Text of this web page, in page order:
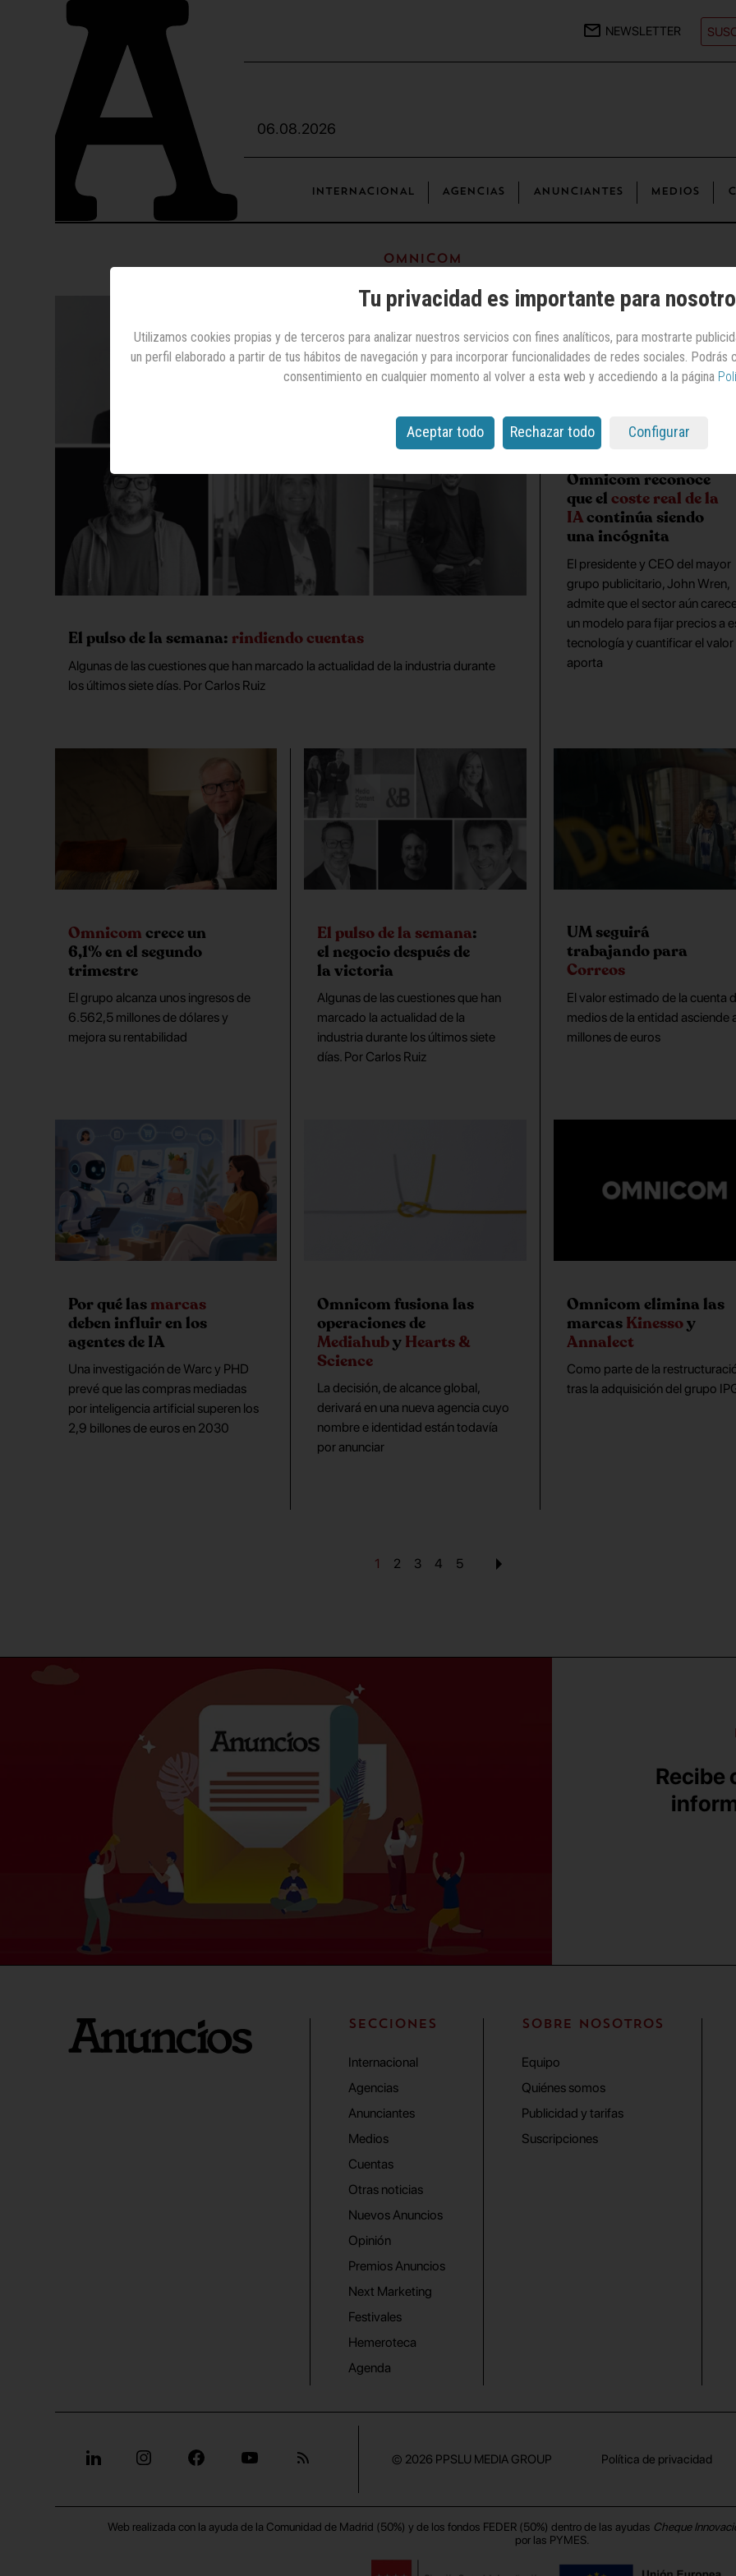
NEWSLETTER
06.08.2026
INTERNACIONAL AGENCIAS ANUNCIANTES MEDIOS
Omnicom
El pulso de la semana: rindiendo cuentas
Algunas de las cuestiones que han marcado la actualidad de la industria durante
los últimos siete días. Por Carlos Ruiz
Omnicom reconoce
que elcoste real de la
IAcontinúa siendo
una incógnita
El presidente y CEO del mayor
grupo publicitario, John Wren,
admite que el sector aún
un modelo para fijar precios a
tecnología y cuantificar el valor
aporta
Omnicomcrece un
6,1% en el segundo
trimestre
El grupo alcanza unos ingresos de
6.562,5 millones de dólares y
mejora su rentabilidad
El pulso de la semana:
el negocio después de
la victoria
Algunas de las cuestiones que han
marcado la actualidad de la
industria durante los últimos siete
días. Por Carlos Ruiz
UM seguirá
trabajando para
Correos
El valor estimado de la cuenta
medios de la entidad asciende
millones de euros
Por qué lasmarcas
deben influir en los
agentes de IA
Una investigación de Warc y PHD
prevé que las compras mediadas
por inteligencia artificial superen los
2,9 billones de euros en 2030
Omnicom fusiona las
operaciones de
MediahubyHearts &
Science
La decisión, de alcance global,
derivará en una nueva agencia cuyo
nombre e identidad están todavía
por anunciar
Omnicom elimina las
marcasKinessoy
Annalect
Como parte de la
tras la adquisición del grupo
1 2 3 4 5
Recibe
Tu privacidad es importante para
Utilizamos cookies propias y de terceros para analizar nuestros servicios con fines analíticos, para mostrarte
un perfil elaborado a partir de tus hábitos de navegación y para incorporar funcionalidades de redes sociales.
consentimiento en cualquier momento al volver a esta web y accediendo a la página
Aceptar todo Rechazar todo Configurar
SECCIONES
Internacional
Agencias
Anunciantes
Medios
Cuentas
Otras noticias
Nuevos Anuncios
Opinión
Premios Anuncios
Next Marketing
Festivales
Hemeroteca
Agenda
SOBRE NOSOTROS
Equipo
Quiénes somos
Publicidad y tarifas
Suscripciones
© 2026 PPSLU MEDIA GROUP Política de privacidad
Web realizada con la ayuda de la Comunidad de Madrid (50%) y de los fondos FEDER (50%) dentro de las ayudas Cheque
por las PYMES.